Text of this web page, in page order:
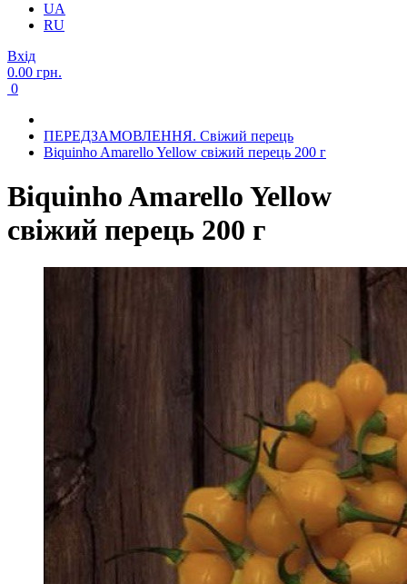
UA
RU
Вхід
0.00 грн.
0
ПЕРЕДЗАМОВЛЕННЯ. Свіжий перець
Biquinho Amarello Yellow свіжий перець 200 г
Biquinho Amarello Yellow
свіжий перець 200 г